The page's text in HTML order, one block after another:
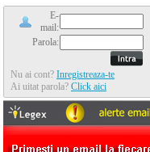
E-
mail:
Parola:
Nu ai cont? Inregistreaza-te
Ai uitat parola? Click aici